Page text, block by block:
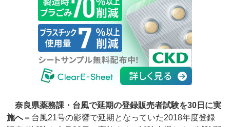
奈良県薬務課・台風で延期の登録販売者試験を30日に実
施へ＝台風21号の影響で延期となっていた2018年度登録